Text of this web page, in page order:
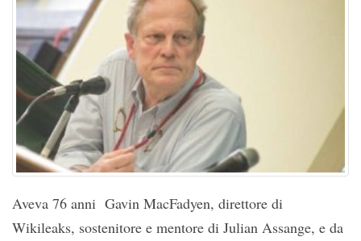
Aveva 76 anni Gavin MacFadyen, direttore di
Wikileaks, sostenitore e mentore di Julian Assange, e da